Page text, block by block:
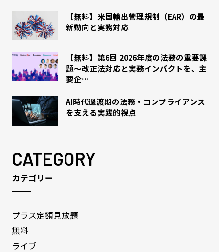
【無料】米国輸出管理規制（EAR）の最
新動向と実務対応
【無料】第6回 2026年度の法務の重要課
題～改正法対応と実務インパクトを、主
要企…
AI時代過渡期の法務・コンプライアンス
を支える実践的視点
CATEGORY
カテゴリー
プラス定額見放題
無料
ライブ